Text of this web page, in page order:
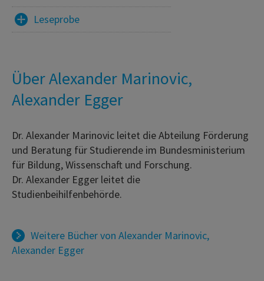
Leseprobe
Über Alexander Marinovic,
Alexander Egger
Dr. Alexander Marinovic leitet die Abteilung Förderung
und Beratung für Studierende im Bundesministerium
für Bildung, Wissenschaft und Forschung.
Dr. Alexander Egger leitet die
Studienbeihilfenbehörde.
Weitere Bücher von Alexander Marinovic,
Alexander Egger